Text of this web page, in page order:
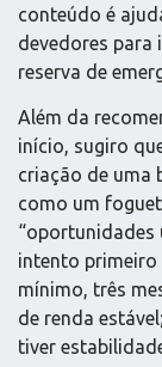
conteúdo é
devedores para
reserva de
Além da
início, sugiro
criação de uma
como um
“oportunidades
intento primeiro
mínimo, três
de renda
tiver